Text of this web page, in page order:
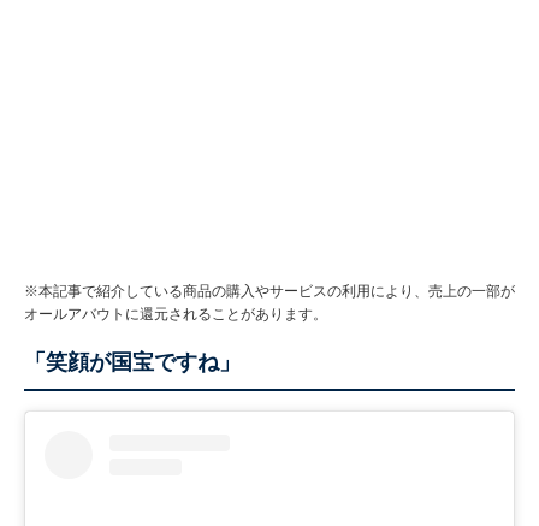
※本記事で紹介している商品の購入やサービスの利用により、売上の一部が
オールアバウトに還元されることがあります。
「笑顔が国宝ですね」